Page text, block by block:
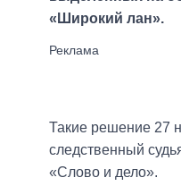
«Широкий лан».
Такие решение 27
следственный
«Слово и дело».